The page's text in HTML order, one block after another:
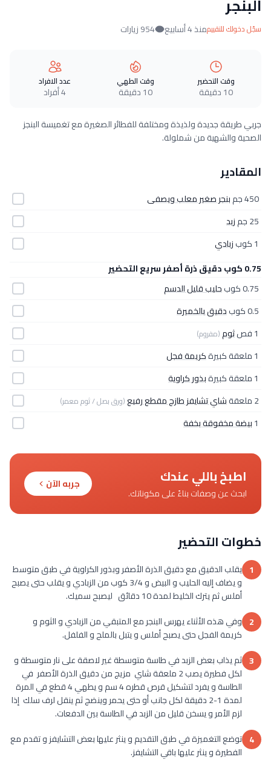
البنجر
سجّل دخولك للتقييممنذ 4 أسابيع 954 زيارات
وقت التحضير
10 دقيقة
وقت الطهي
10 دقيقة
عدد الافراد
4 أفراد
جربي طريقة جديدة ولذيذة ومختلفة للفطائر الصغيرة مع تغميسة البنجز
الصحية والشهية من شملولة.
المقادير
450 جم
بنجر صغير معلب ويصفى
25 جم
زبد
1 كوب
زبادي
0.75 كوب دقيق ذرة أصفر سريع التحضير
0.75 كوب
حليب قليل الدسم
0.5 كوب
دقيق بالخميرة
1 فص
ثوم(مفروم)
1 ملعقة كبيرة
كريمة فجل
1 ملعقة كبيرة
بذور كراوية
2 ملعقة
شاي تشايفز طازج مقطع رفيع(ورق بصل / ثوم معمر)
1بيضة مخفوقة بخفة
اطبخ باللي عندك
ابحث عن وصفات بناءً على مكوناتك.
جربه الآن
خطوات التحضير
1 يقلب الدقيق مع دقيق الذرة الأصفر وبذور الكراوية في طبق متوسط
و يضاف إليه الحليب و البيض و 3/4 كوب من الزبادي و يقلب حتى يصبح
أملس ثم يترك الخليط لمدة 10 دقائق ليصبح سميك.
2 وفي هذه الأثناء يهرس البنجر مع المتبقي من الزبادي و الثوم و
كريمة الفجل حتى يصبح أملس و يتبل بالملح و الفلفل.
3 ثم يذاب بعض الزبد في طاسة متوسطة غير لاصقة على نار متوسطة و
لكل فطيرة يصب 2 ملعقة شاي مزيج من دقيق الذرة الأصفر في
الطاسة و يفرد لتشكيل قرص قطره 4 سم و يطهي 4 قطع في المرة
لمدة 1-2 دقيقة لكل جانب أو حتى يحمر وينضج ثم ينقل لرف سلك إذا
لزم الأمر و يسخن قليل من الزبد في الطاسة بين الدفعات.
4 توضع التغميزة في طبق التقديم و ينثر عليها بعض التشايفز و تقدم مع
الفطيرة و ينثر عليها باقي التشايفز.